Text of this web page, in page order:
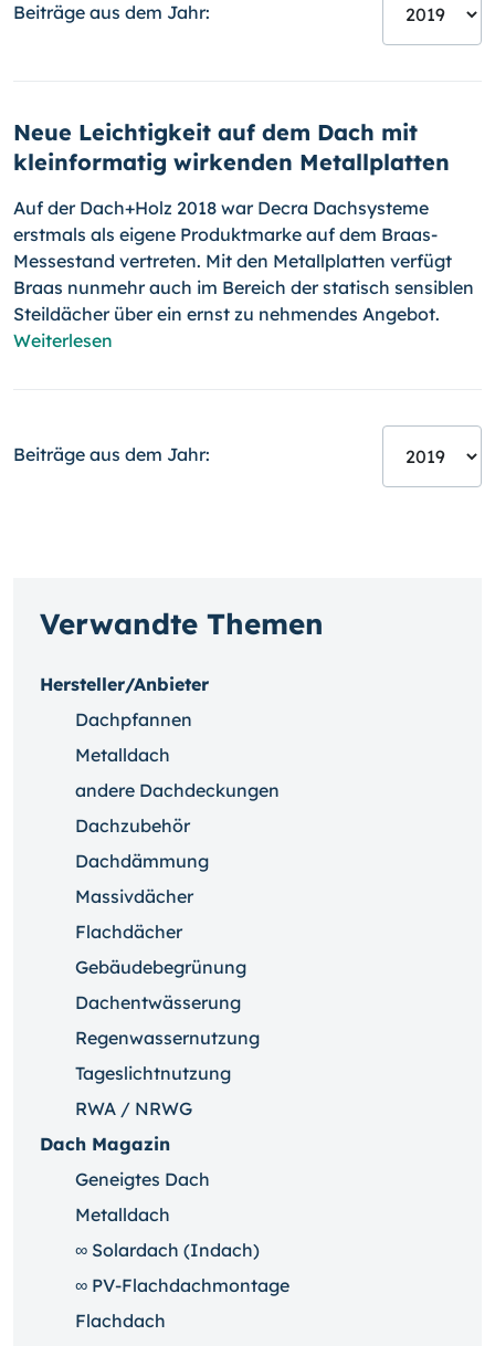
Beiträge aus dem Jahr:
Neue Leichtigkeit auf dem Dach mit
kleinformatig wirkenden Metallplatten
Auf der Dach+Holz 2018 war Decra Dachsysteme
erstmals als eigene Pro­duktmarke auf dem Braas-
Messestand vertreten. Mit den Metall­plat­ten ver­fügt
Braas nunmehr auch im Bereich der statisch sensiblen
Steil­dächer über ein ernst zu nehmendes Angebot.
Weiterlesen
Beiträge aus dem Jahr:
Verwandte Themen
Hersteller/Anbieter
Dachpfannen
Metalldach
andere Dachdeckungen
Dachzubehör
Dachdämmung
Massivdächer
Flachdächer
Gebäudebegrünung
Dachentwässerung
Regenwassernutzung
Tageslichtnutzung
RWA / NRWG
Dach Magazin
Geneigtes Dach
Metalldach
∞ Solardach (Indach)
∞ PV-Flachdachmontage
Flachdach